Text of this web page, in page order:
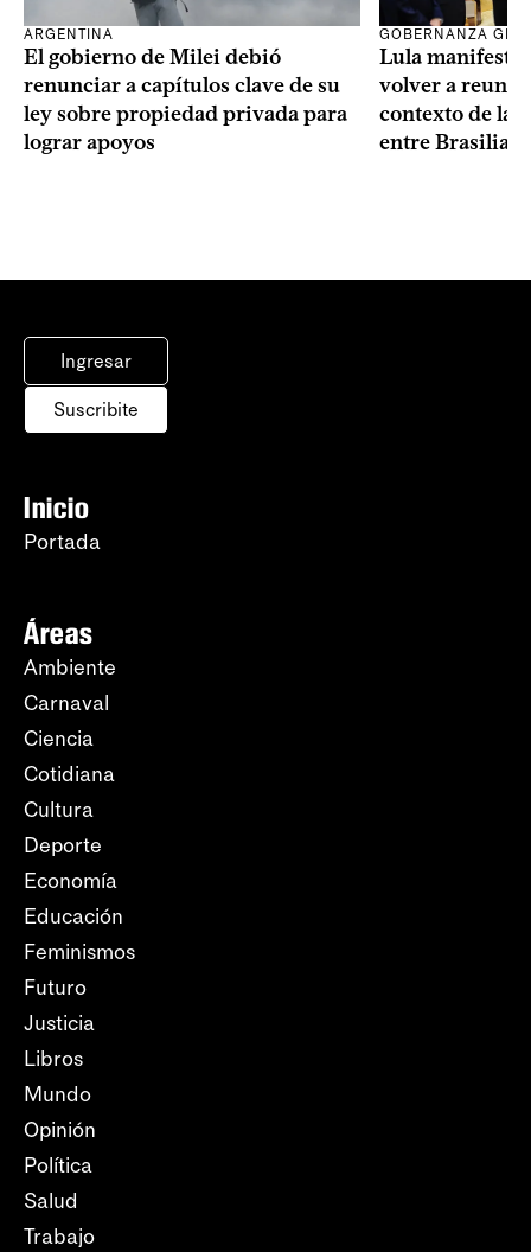
ARGENTINA
El gobierno de Milei debió
renunciar a capítulos clave de su
ley sobre propiedad privada para
lograr apoyos
GOBERNANZA
Lula manifestó
volver a
contexto de la
entre Brasilia
Ingresar
Suscribite
Inicio
Portada
Áreas
Ambiente
Carnaval
Ciencia
Cotidiana
Cultura
Deporte
Economía
Educación
Feminismos
Futuro
Justicia
Libros
Mundo
Opinión
Política
Salud
Trabajo